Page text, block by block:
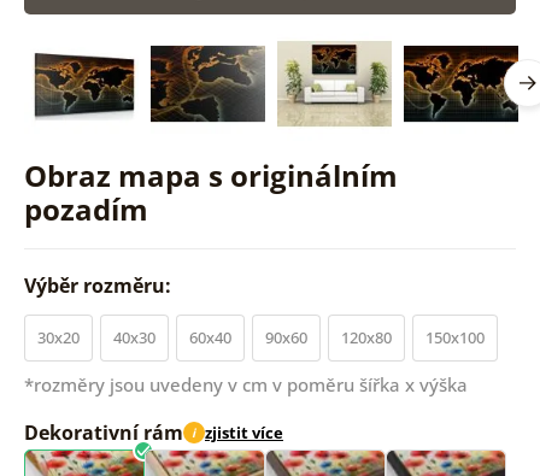
Obraz mapa s originálním
pozadím
Výběr rozměru:
30x20 40x30 60x40 90x60 120x80 150x100
*rozměry jsou uvedeny v cm v poměru šířka x výška
Dekorativní rám i zjistit více